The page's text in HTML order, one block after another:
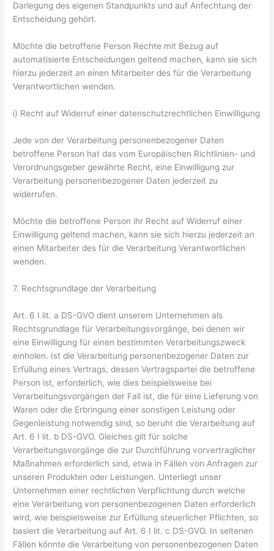
Darlegung des eigenen Standpunkts und auf Anfechtung der
Entscheidung gehört.
Möchte die betroffene Person Rechte mit Bezug auf
automatisierte Entscheidungen geltend machen, kann sie sich
hierzu jederzeit an einen Mitarbeiter des für die Verarbeitung
Verantwortlichen wenden.
i) Recht auf Widerruf einer datenschutzrechtlichen Einwilligung
Jede von der Verarbeitung personenbezogener Daten
betroffene Person hat das vom Europäischen Richtlinien- und
Verordnungsgeber gewährte Recht, eine Einwilligung zur
Verarbeitung personenbezogener Daten jederzeit zu
widerrufen.
Möchte die betroffene Person ihr Recht auf Widerruf einer
Einwilligung geltend machen, kann sie sich hierzu jederzeit an
einen Mitarbeiter des für die Verarbeitung Verantwortlichen
wenden.
7. Rechtsgrundlage der Verarbeitung
Art. 6 I lit. a DS-GVO dient unserem Unternehmen als
Rechtsgrundlage für Verarbeitungsvorgänge, bei denen wir
eine Einwilligung für einen bestimmten Verarbeitungszweck
einholen. Ist die Verarbeitung personenbezogener Daten zur
Erfüllung eines Vertrags, dessen Vertragspartei die betroffene
Person ist, erforderlich, wie dies beispielsweise bei
Verarbeitungsvorgängen der Fall ist, die für eine Lieferung von
Waren oder die Erbringung einer sonstigen Leistung oder
Gegenleistung notwendig sind, so beruht die Verarbeitung auf
Art. 6 I lit. b DS-GVO. Gleiches gilt für solche
Verarbeitungsvorgänge die zur Durchführung vorvertraglicher
Maßnahmen erforderlich sind, etwa in Fällen von Anfragen zur
unseren Produkten oder Leistungen. Unterliegt unser
Unternehmen einer rechtlichen Verpflichtung durch welche
eine Verarbeitung von personenbezogenen Daten erforderlich
wird, wie beispielsweise zur Erfüllung steuerlicher Pflichten, so
basiert die Verarbeitung auf Art. 6 I lit. c DS-GVO. In seltenen
Fällen könnte die Verarbeitung von personenbezogenen Daten